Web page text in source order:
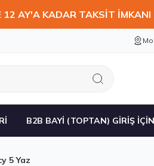
12 AY'A KADAR TAKSİT İMKANI
B2B BAYİ (TOPTAN) GİRİŞ
5 Yaz